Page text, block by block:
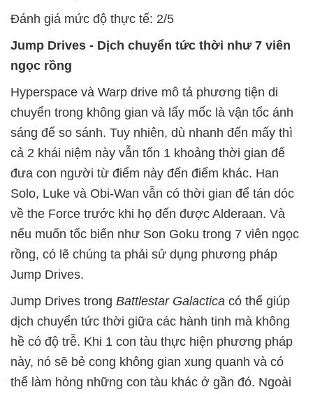
Đánh giá mức độ thực tế: 2/5
Jump Drives - Dịch chuyển tức thời như 7 viên
ngọc rồng
Hyperspace và Warp drive mô tả phương tiện di
chuyển trong không gian và lấy mốc là vận tốc ánh
sáng để so sánh. Tuy nhiên, dù nhanh đến mấy thì
cả 2 khái niệm này vẫn tốn 1 khoảng thời gian để
đưa con người từ điểm này đến điểm khác. Han
Solo, Luke và Obi-Wan vẫn có thời gian để tán dóc
về the Force trước khi họ đến được Alderaan. Và
nếu muốn tốc biến như Son Goku trong 7 viên ngọc
rồng, có lẽ chúng ta phải sử dụng phương pháp
Jump Drives.
Jump Drives trong Battlestar Galactica có thể giúp
dịch chuyển tức thời giữa các hành tinh mà không
hề có độ trễ. Khi 1 con tàu thực hiện phương pháp
này, nó sẽ bẻ cong không gian xung quanh và có
thể làm hỏng những con tàu khác ở gần đó. Ngoài